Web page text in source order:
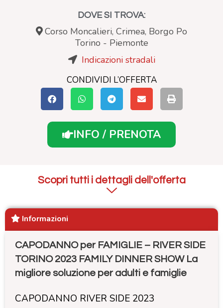
DOVE SI TROVA:
Corso Moncalieri, Crimea, Borgo Po
Torino - Piemonte
Indicazioni stradali
CONDIVIDI L’OFFERTA
INFO / PRENOTA
Scopri tutti i dettagli dell'offerta
Informazioni
CAPODANNO per FAMIGLIE – RIVER SIDE
TORINO 2023 FAMILY DINNER SHOW La
migliore soluzione per adulti e famiglie
CAPODANNO RIVER SIDE 2023